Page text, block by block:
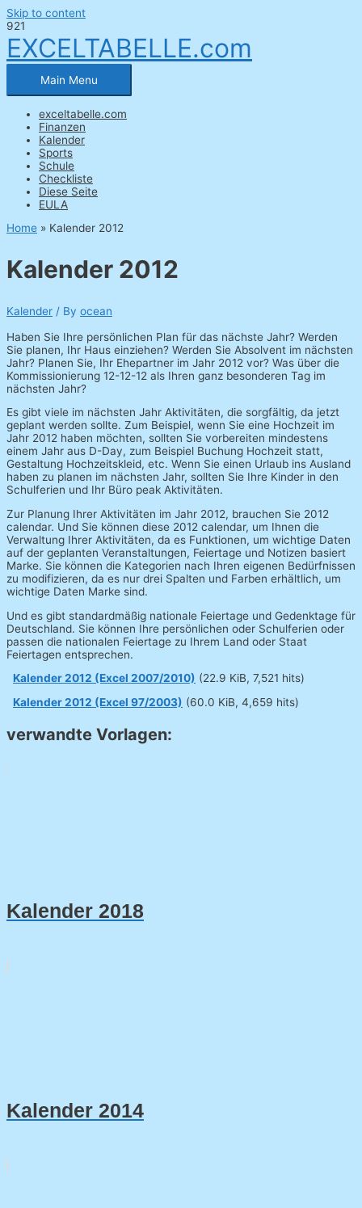
Skip to content
EXCELTABELLE.com
Main Menu
exceltabelle.com
Finanzen
Kalender
Sports
Schule
Checkliste
Diese Seite
EULA
Home » Kalender 2012
Kalender 2012
Kalender / By ocean
Haben Sie Ihre persönlichen Plan für das nächste Jahr? Werden
Sie planen, Ihr Haus einziehen? Werden Sie Absolvent im nächsten
Jahr? Planen Sie, Ihr Ehepartner im Jahr 2012 vor? Was über die
Kommissionierung 12-12-12 als Ihren ganz besonderen Tag im
nächsten Jahr?
Es gibt viele im nächsten Jahr Aktivitäten, die sorgfältig, da jetzt
geplant werden sollte. Zum Beispiel, wenn Sie eine Hochzeit im
Jahr 2012 haben möchten, sollten Sie vorbereiten mindestens
einem Jahr aus D-Day, zum Beispiel Buchung Hochzeit statt,
Gestaltung Hochzeitskleid, etc. Wenn Sie einen Urlaub ins Ausland
haben zu planen im nächsten Jahr, sollten Sie Ihre Kinder in den
Schulferien und Ihr Büro peak Aktivitäten.
Zur Planung Ihrer Aktivitäten im Jahr 2012, brauchen Sie 2012
calendar. Und Sie können diese 2012 calendar, um Ihnen die
Verwaltung Ihrer Aktivitäten, da es Funktionen, um wichtige Daten
auf der geplanten Veranstaltungen, Feiertage und Notizen basiert
Marke. Sie können die Kategorien nach Ihren eigenen Bedürfnissen
zu modifizieren, da es nur drei Spalten und Farben erhältlich, um
wichtige Daten Marke sind.
Und es gibt standardmäßig nationale Feiertage und Gedenktage für
Deutschland. Sie können Ihre persönlichen oder Schulferien oder
passen die nationalen Feiertage zu Ihrem Land oder Staat
Feiertagen entsprechen.
Kalender 2012 (Excel 2007/2010) (22.9 KiB, 7,521 hits)
Kalender 2012 (Excel 97/2003) (60.0 KiB, 4,659 hits)
verwandte Vorlagen:
Kalender 2018
Kalender 2014